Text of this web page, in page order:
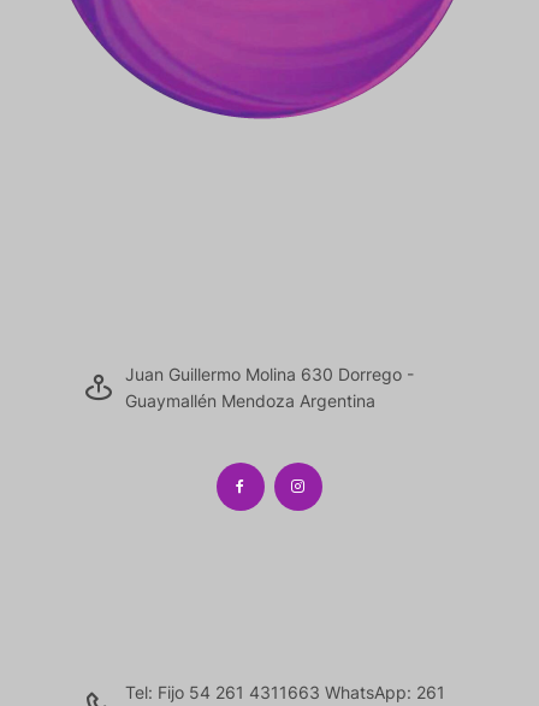
Juan Guillermo Molina 630 Dorrego -
Guaymallén Mendoza Argentina
Tel: Fijo 54 261 4311663 WhatsApp: 261